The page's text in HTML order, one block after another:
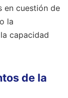
en cuestión de
la
capacidad
de la